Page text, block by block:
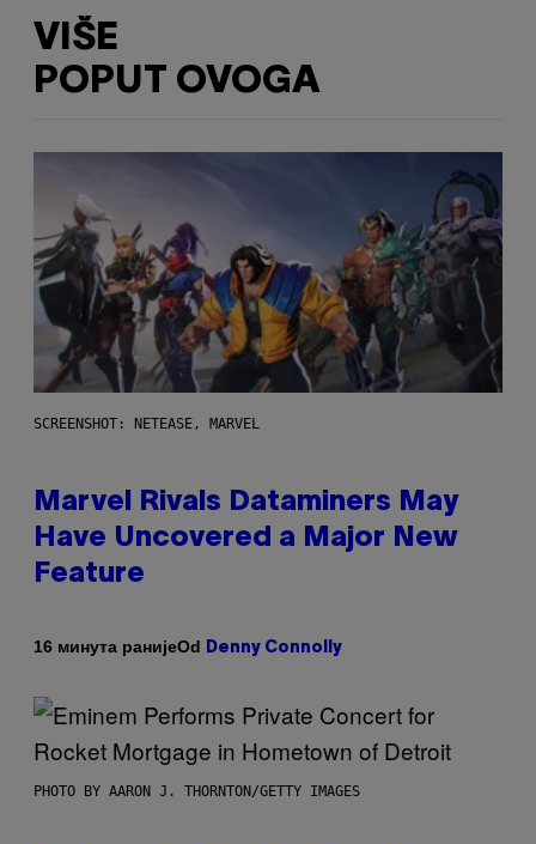
VIŠE
POPUT OVOGA
SCREENSHOT: NETEASE, MARVEL
Marvel Rivals Dataminers May
Have Uncovered a Major New
Feature
16 минута ранијеOd Denny Connolly
PHOTO BY AARON J. THORNTON/GETTY IMAGES